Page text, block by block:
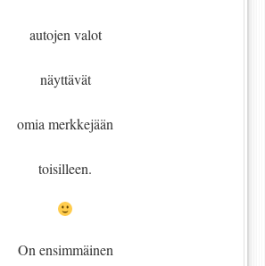
autojen valot
näyttävät
omia merkkejään
toisilleen.
On ensimmäinen